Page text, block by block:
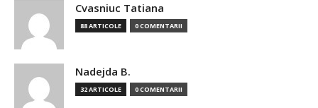
Cvasniuc Tatiana
88 ARTICOLE 0 COMENTARII
Nadejda B.
32 ARTICOLE 0 COMENTARII